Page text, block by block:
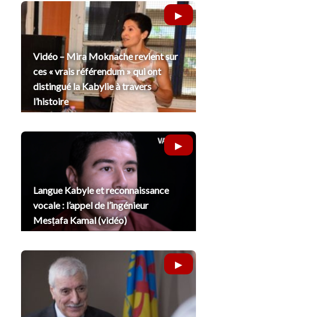
Vidéo – Mira Moknache revient sur
ces « vrais référendum » qui ont
distingué la Kabylie à travers
l’histoire
Langue Kabyle et reconnaissance
vocale : l’appel de l’ingénieur
Mesṭafa Kamal (vidéo)